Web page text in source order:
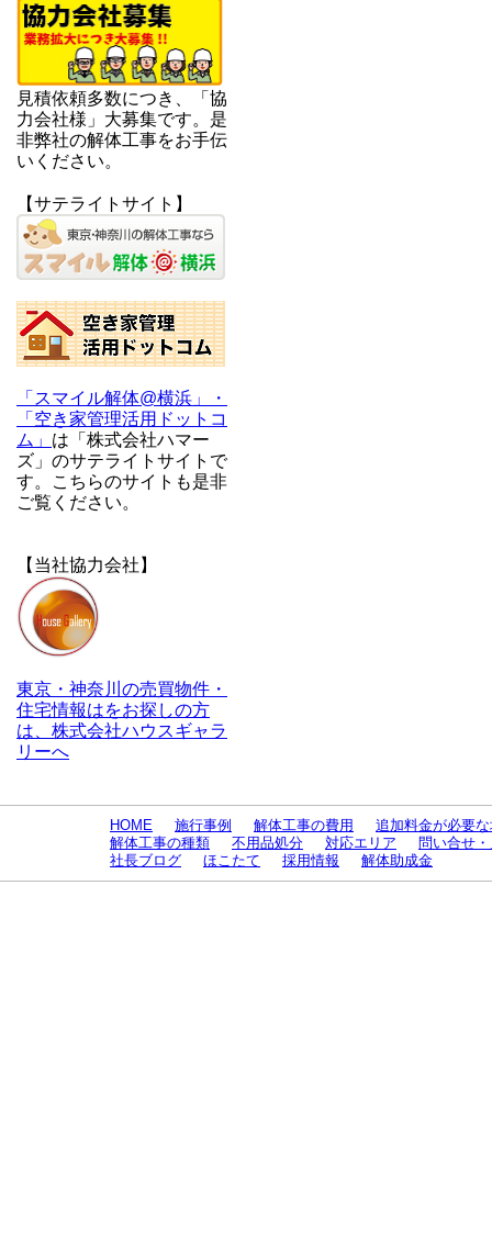
見積依頼多数につき、「協
力会社様」大募集です。是
非弊社の解体工事をお手伝
いください。
【サテライトサイト】
「スマイル解体@横浜」・
「空き家管理活用ドットコ
ム」 は「株式会社ハマー
ズ」のサテライトサイトで
す。こちらのサイトも是非
ご覧ください。
【当社協力会社】
東京・神奈川の売買物件・
住宅情報はをお探しの方
は、株式会社ハウスギャラ
リーへ
HOME 施行事例 解体工事の費用
追加料金が必要
解体工事の種類
不用品処分 対応エリア
問い合せ
社長ブログ
ほこたて 採用情報 解体助成金